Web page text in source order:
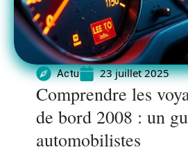
Actu 23 juillet 2025
Comprendre les
de bord 2008 : un
automobilistes